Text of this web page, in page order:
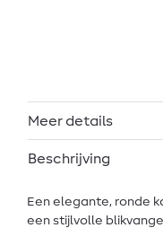
Meer details
Beschrijving
Een elegante, ronde
een stijlvolle